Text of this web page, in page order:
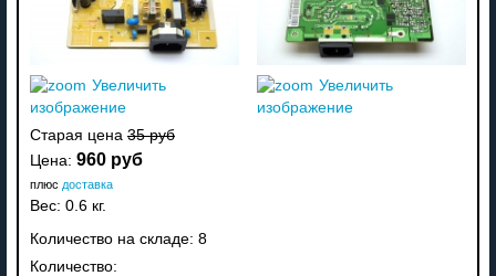
Увеличить
изображение
Увеличить
изображение
Старая цена 35 руб
Цена: 960 руб
плюс доставка
Вес: 0.6 кг.
Количество на складе: 8
Количество: